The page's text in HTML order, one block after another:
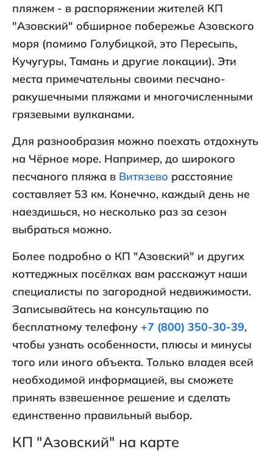
пляжем - в распоряжении жителей КП
"Азовский" обширное побережье Азовского
моря (помимо Голубицкой, это Пересыпь,
Кучугуры, Тамань и другие локации). Эти
места примечательны своими песчано-
ракушечными пляжами и многочисленными
грязевыми вулканами.
Для разнообразия можно поехать отдохнуть
на Чёрное море. Например, до широкого
песчаного пляжа в Витязево расстояние
составляет 53 км. Конечно, каждый день не
наездишься, но несколько раз за сезон
выбраться можно.
Более подробно о КП "Азовский" и других
коттеджных посёлках вам расскажут наши
специалисты по загородной недвижимости.
Записывайтесь на консультацию по
бесплатному телефону +7 (800) 350-30-39,
чтобы узнать особенности, плюсы и минусы
того или иного объекта. Только владея всей
необходимой информацией, вы сможете
принять взвешенное решение и сделать
единственно правильный выбор.
КП "Азовский" на карте